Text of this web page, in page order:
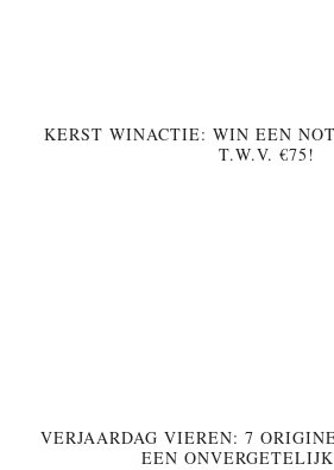
KERST WINACTIE: WIN EEN
T.W.V. €75!
VERJAARDAG VIEREN: 7
EEN